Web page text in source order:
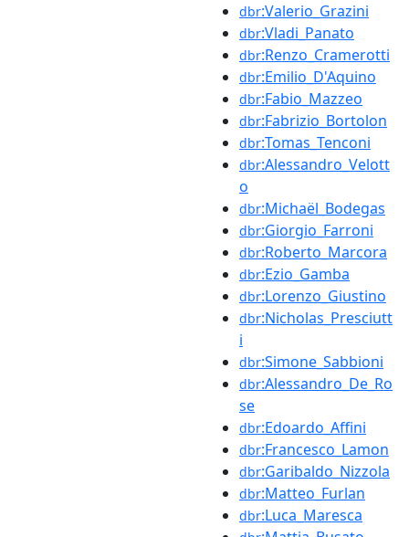
dbr:Valerio_Grazini
dbr:Vladi_Panato
dbr:Renzo_Cramerotti
dbr:Emilio_D'Aquino
dbr:Fabio_Mazzeo
dbr:Fabrizio_Bortolon
dbr:Tomas_Tenconi
dbr:Alessandro_Velott
o
dbr:Michaël_Bodegas
dbr:Giorgio_Farroni
dbr:Roberto_Marcora
dbr:Ezio_Gamba
dbr:Lorenzo_Giustino
dbr:Nicholas_Presciutt
i
dbr:Simone_Sabbioni
dbr:Alessandro_De_Ro
se
dbr:Edoardo_Affini
dbr:Francesco_Lamon
dbr:Garibaldo_Nizzola
dbr:Matteo_Furlan
dbr:Luca_Maresca